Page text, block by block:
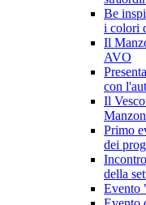
Be
i colori
Il
AVO
con
Il
Primo
dei
della
Evento